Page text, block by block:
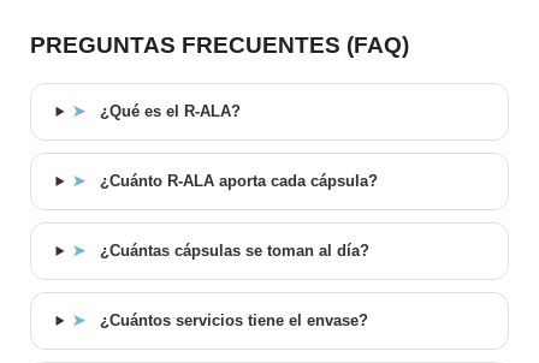
PREGUNTAS FRECUENTES (FAQ)
➤ ¿Qué es el R-ALA?
➤ ¿Cuánto R-ALA aporta cada cápsula?
➤ ¿Cuántas cápsulas se toman al día?
➤ ¿Cuántos servicios tiene el envase?